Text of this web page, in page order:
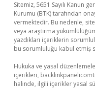
Sitemiz, 5651 Sayılı Kanun
Kurumu (BTK) tarafından
vermektedir. Bu nedenle,
veya araştırma
yazdıkları içeriklerin
bu sorumluluğu kabul etmiş
Hukuka ve yasal
içerikleri,
halinde, ilgili içerikler yasal